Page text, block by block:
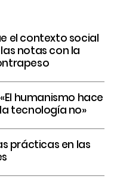
el contexto social
notas con la
humanismo hace
tecnología no»
prácticas en las